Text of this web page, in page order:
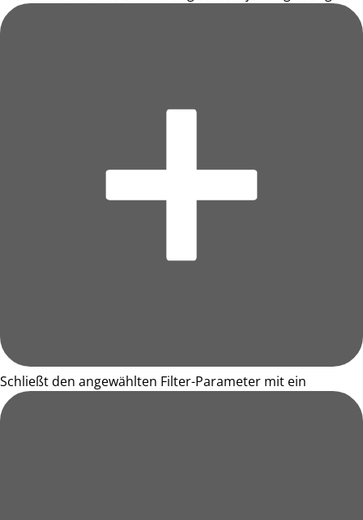
Schließt den angewählten Filter-Parameter mit ein